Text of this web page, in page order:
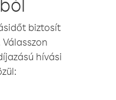
biztosít
hívási